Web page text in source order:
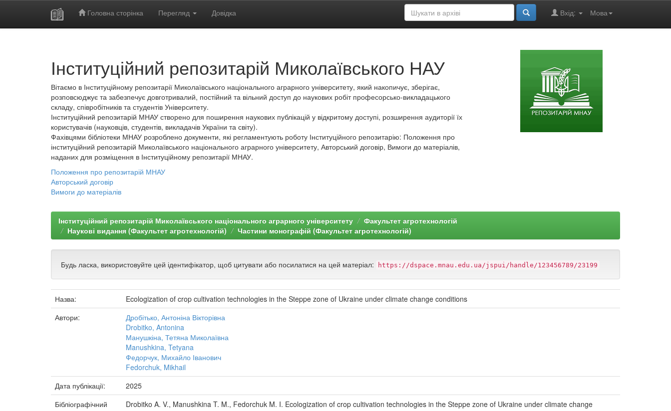
Головна сторінка Перегляд Довідка Мова
Вхід:
Інституційний репозитарій Миколаївського НАУ
Вітаємо в Інституційному репозитарії Миколаївського національного аграрного університету, який накопичує, зберігає,
розповсюджує та забезпечує довготривалий, постійний та вільний доступ до наукових робіт професорсько-викладацького
складу, співробітників та студентів Університету.
Інституційний репозитарій МНАУ створено для поширення наукових публікацій у відкритому доступі, розширення аудиторії їх
користувачів (науковців, студентів, викладачів України та світу).
Фахівцями бібліотеки МНАУ розроблено документи, які регламентують роботу Інституційного репозитарію: Положення про
інституційний репозитарій Миколаївського національного аграрного університету, Авторський договір, Вимоги до матеріалів,
наданих для розміщення в Інституційному репозитарії МНАУ.
Положення про репозитарій МНАУ
Авторський договір
Вимоги до матеріалів
Інституційний репозитарій Миколаївського національного аграрного університету
Факультет агротехнологій
Наукові видання (Факультет агротехнологій)
Частини монографій (Факультет агротехнологій)
Будь ласка, використовуйте цей ідентифікатор, щоб цитувати або посилатися на цей матеріал: https://dspace.mnau.edu.ua/jspui/handle/123456789/23199
Назва:
Ecologization of crop cultivation technologies in the Steppe zone of Ukraine under climate change conditions
Автори:
Дробітько, Антоніна Вікторівна
Drobitko, Antonina
Манушкіна, Тетяна Миколаївна
Manushkina, Tetyana
Федорчук, Михайло Іванович
Fedorchuk, Mikhail
Дата публікації:
2025
Бібліографічний
Drobitko A. V., Manushkina T. M., Fedorchuk M. I. Ecologization of crop cultivation technologies in the Steppe zone of Ukraine under climate change